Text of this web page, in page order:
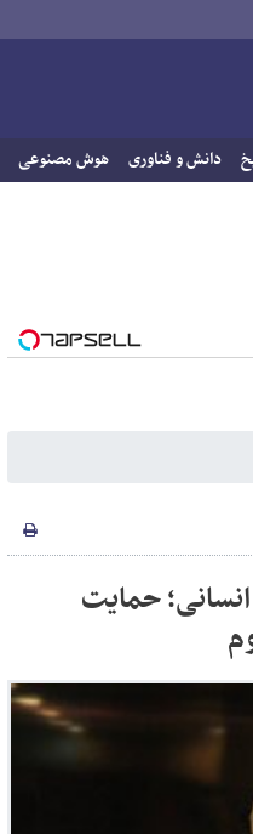
دانش و فناوری هوش مصنوعی
حمایت